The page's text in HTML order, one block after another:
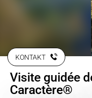
KONTAKT
Visite guidée
Caractère®